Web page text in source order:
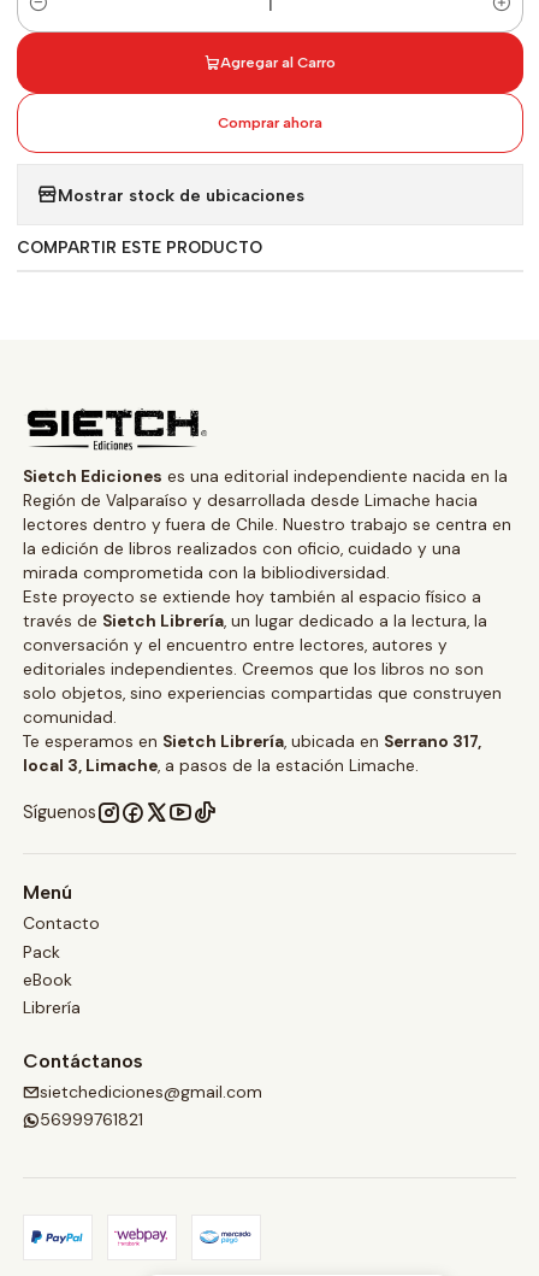
Cantidad
Agregar al Carro
Comprar ahora
Mostrar stock de ubicaciones
COMPARTIR ESTE PRODUCTO
Sietch Ediciones es una editorial independiente nacida en la
Región de Valparaíso y desarrollada desde Limache hacia
lectores dentro y fuera de Chile. Nuestro trabajo se centra en
la edición de libros realizados con oficio, cuidado y una
mirada comprometida con la bibliodiversidad.
Este proyecto se extiende hoy también al espacio físico a
través de Sietch Librería, un lugar dedicado a la lectura, la
conversación y el encuentro entre lectores, autores y
editoriales independientes. Creemos que los libros no son
solo objetos, sino experiencias compartidas que construyen
comunidad.
Te esperamos en Sietch Librería, ubicada en Serrano 317,
local 3, Limache, a pasos de la estación Limache.
Síguenos
Menú
Contacto
Pack
eBook
Librería
Contáctanos
sietchediciones@gmail.com
56999761821